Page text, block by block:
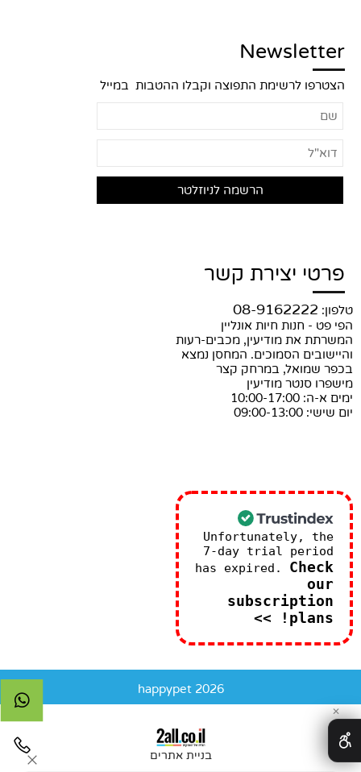
Newsletter
הצטרפו לרשימת התפוצה וקבלו ההטבות במייל
פרטי יצירת קשר
טלפון: 08-9162222
הפי פט - חנות חיות אונליין
המשרתת את מודיעין, מכבים-רעות
והיישובים הסמוכים. המחסן נמצא
בכפר שמואל, במרחק קצר
מישפרו סנטר מודיעין
ימים א-ה: 10:00-17:00
יום שישי: 09:00-13:00
Unfortunately, the
7-day trial period
has expired. Check
our
subscription
plans! >>
happypet 2026
בניית אתרים
✕